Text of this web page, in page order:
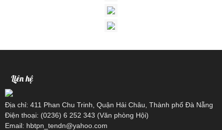
Liên hệ
Địa chỉ: 411 Phan Chu Trinh, Quận Hải Châu, Thành phố Đà Nẵng
Điện thoại: (0236) 6 252 343 (Văn phòng Hội)
Email: hbtpn_tendn@yahoo.com